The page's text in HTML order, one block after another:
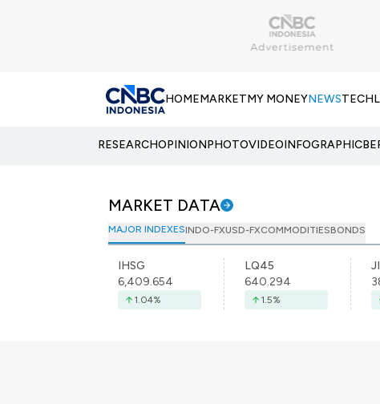
HOMEMARKETMY MONEYNEWSTECH
RESEARCHOPINIONPHOTOVIDEOINFOGRAPHIC
MARKET DATA
MAJOR INDEXESINDO-FXUSD-FXCOMMODITIESBONDS
IHSG
6,409.654
1.04%
LQ45
640.294
1.5%